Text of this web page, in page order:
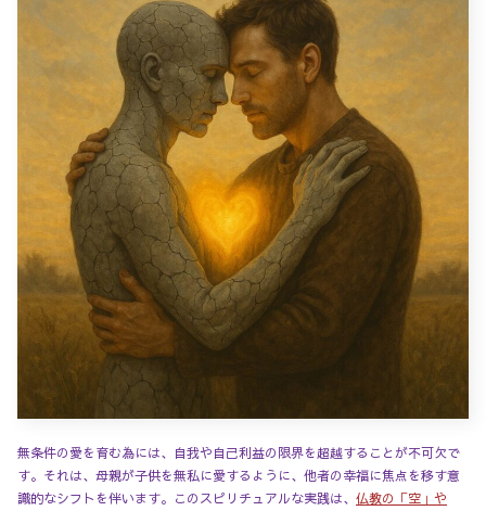
無条件の愛を育む為には、自我や自己利益の限界を超越することが不可欠で
す。それは、母親が子供を無私に愛するように、他者の幸福に焦点を移す意
識的なシフトを伴います。このスピリチュアルな実践は、 仏教の「空」や